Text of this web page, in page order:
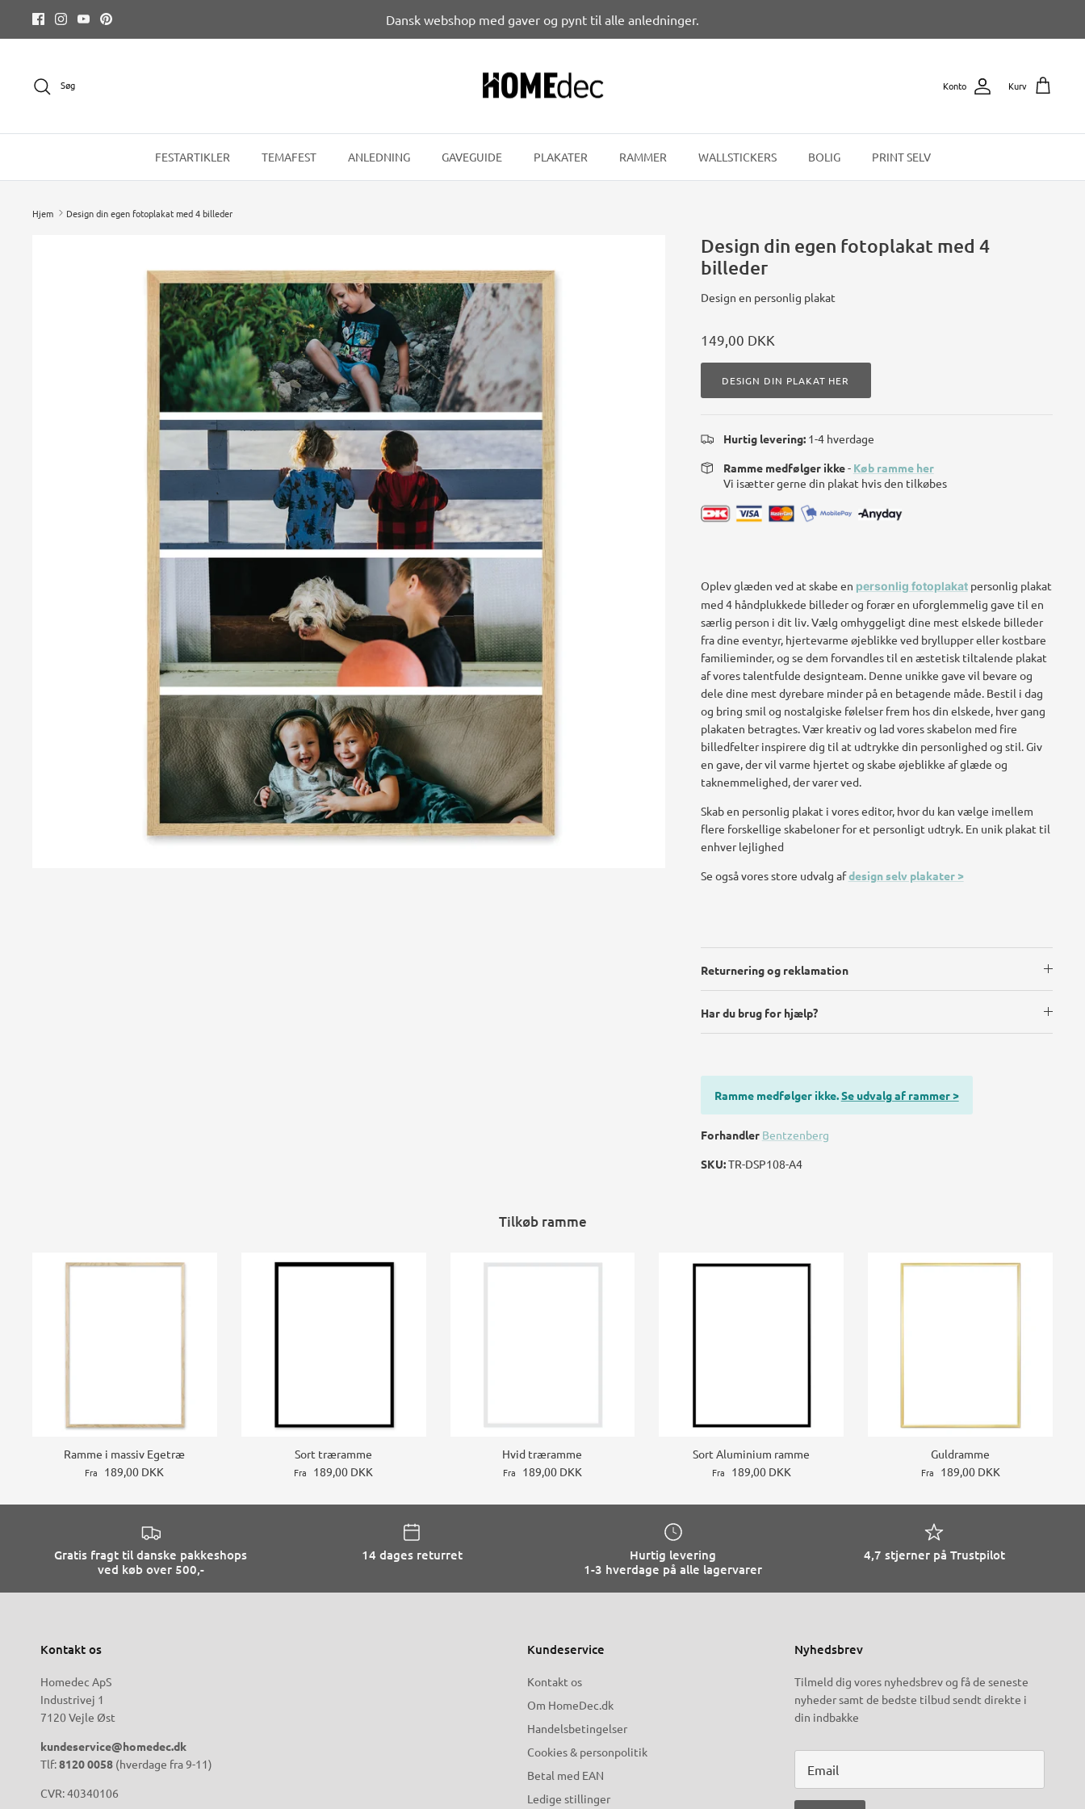
indhold
Dansk webshop med gaver og pynt til alle anledninger.
Søg Konto Kurv
FESTARTIKLER TEMAFEST ANLEDNING GAVEGUIDE PLAKATER RAMMER WALLSTICKERS BOLIG PRINT SELV
Hjem Design din egen fotoplakat med 4 billeder
Design din egen fotoplakat med 4
billeder
Design en personlig plakat
149,00 DKK
DESIGN DIN PLAKAT HER
Hurtig levering:1-4 hverdage
Ramme medfølger ikke- Køb ramme her
Vi isætter gerne din plakat hvis den tilkøbes
Oplev glæden ved at skabe en personlig fotoplakatpersonlig plakat
med 4 håndplukkede billeder og forær en uforglemmelig gave til en
særlig person i dit liv. Vælg omhyggeligt dine mest elskede billeder
fra dine eventyr, hjertevarme øjeblikke ved bryllupper eller kostbare
familieminder, og se dem forvandles til en æstetisk tiltalende plakat
af vores talentfulde designteam. Denne unikke gave vil bevare og
dele dine mest dyrebare minder på en betagende måde. Bestil i dag
og bring smil og nostalgiske følelser frem hos din elskede, hver gang
plakaten betragtes. Vær kreativ og lad vores skabelon med fire
billedfelter inspirere dig til at udtrykke din personlighed og stil. Giv
en gave, der vil varme hjertet og skabe øjeblikke af glæde og
taknemmelighed, der varer ved.
Skab en personlig plakat i vores editor, hvor du kan vælge imellem
flere forskellige skabeloner for et personligt udtryk. En unik plakat til
enhver lejlighed
Se også vores store udvalg afdesign selv plakater >
Returnering og reklamation
Har du brug for hjælp?
Ramme medfølger ikke.Se udvalg af rammer >
Forhandler Bentzenberg
SKU:TR-DSP108-A4
Tilkøb ramme
Ramme i massiv Egetræ
Fra 189,00 DKK
Sort træramme
Fra 189,00 DKK
Hvid træramme
Fra 189,00 DKK
Sort Aluminium ramme
Fra 189,00 DKK
Guldramme
Fra 189,00 DKK
Gratis fragt til danske pakkeshops
ved køb over 500,-
14 dages returret
Hurtig levering
1-3 hverdage på alle lagervarer
4,7 stjerner på Trustpilot
Kontakt os
Homedec ApS
Industrivej 1
7120 Vejle Øst
kundeservice@homedec.dk
Tlf:8120 0058 (hverdage fra 9-11)
CVR: 40340106
Kundeservice
Kontakt os
Om HomeDec.dk
Handelsbetingelser
Cookies & personpolitik
Betal med EAN
Ledige stillinger
Nyhedsbrev
Tilmeld dig vores nyhedsbrev og få de seneste
nyheder samt de bedste tilbud sendt direkte i
din indbakke